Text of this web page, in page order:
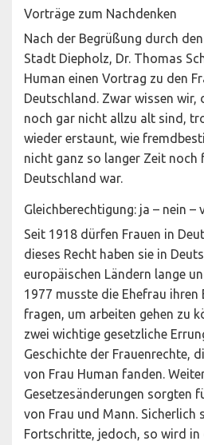
Vorträge zum Nachdenken
Nach der Begrüßung durch
Stadt Diepholz, Dr. Thomas
Human einen Vortrag zu den
Deutschland. Zwar wissen wir,
noch gar nicht allzu alt sind,
wieder erstaunt, wie
nicht ganz so langer Zeit noch
Deutschland war.
Gleichberechtigung: ja – nein –
Seit 1918 dürfen Frauen in
dieses Recht haben sie in
europäischen Ländern lange
1977 musste die Ehefrau ihren
fragen, um arbeiten gehen zu
zwei wichtige gesetzliche
Geschichte der Frauenrechte,
von Frau Human fanden.
Gesetzesänderungen sorgten
von Frau und Mann. Sicherlich
Fortschritte, jedoch, so wird